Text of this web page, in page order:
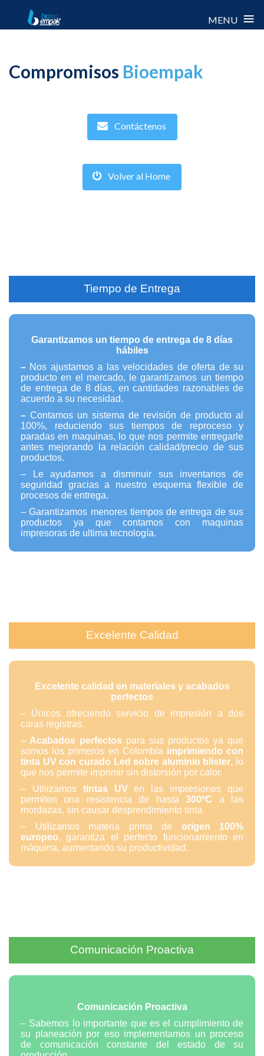
MENU ≡
content
Compromisos Bioempak
Contáctenos
Volver al Home
Tiempo de Entrega
Garantizamos un tiempo de entrega de 8 días
hábiles
– Nos ajustamos a las velocidades de oferta de su
producto en el mercado, le garantizamos un tiempo
de entrega de 8 días, en cantidades razonables de
acuerdo a su necesidad.
– Contamos un sistema de revisión de producto al
100%, reduciendo sus tiempos de reproceso y
paradas en maquinas, lo que nos permite entregarle
antes mejorando la relación calidad/precio de sus
productos.
– Le ayudamos a disminuir sus inventarios de
seguridad gracias a nuestro esquema flexible de
procesos de entrega.
– Garantizamos menores tiempos de entrega de sus
productos ya que contamos con maquinas
impresoras de ultima tecnología.
Excelente Calidad
Excelente calidad en materiales y acabados
perfectos
– Únicos ofreciendo servicio de impresión a dos
caras registras.
– Acabados perfectos para sus productos ya que
somos los primeros en Colombia imprimiendocon
tinta UV con curado Led sobre aluminio blíster, lo
que nos permite imprimir sin distorsión por calor.
– Utilizamos tintas UVen las impresiones que
permiten una resistencia de hasta300ºC a las
mordazas, sin causar desprendimiento tinta.
– Utilizamos materia prima de origen 100%
europeo, garantiza el perfecto funcionamiento en
máquina, aumentando su productividad.
Comunicación Proactiva
Comunicación Proactiva
– Sabemos lo importante que es el cumplimiento de
su planeación por eso implementamos un proceso
de comunicación constante del estado de su